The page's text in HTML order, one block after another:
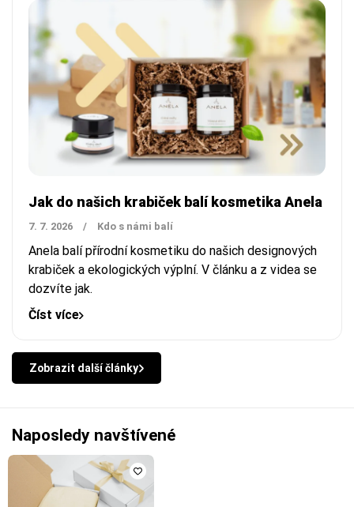
Jak do našich krabiček balí kosmetika Anela
7. 7. 2026 / Kdo s námi balí
Anela balí přírodní kosmetiku do našich designových
krabiček a ekologických výplní. V článku a z videa se
dozvíte jak.
Číst více
Zobrazit další články
Naposledy navštívené